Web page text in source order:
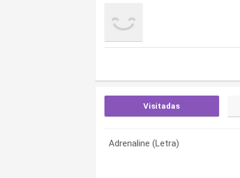
Visitadas
Adrenaline (Letra)
Adrenaline (Letra)
Adrenaline (Letra)